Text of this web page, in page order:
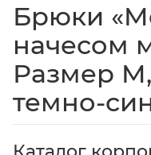
Брюки
начесом
Размер
темно-